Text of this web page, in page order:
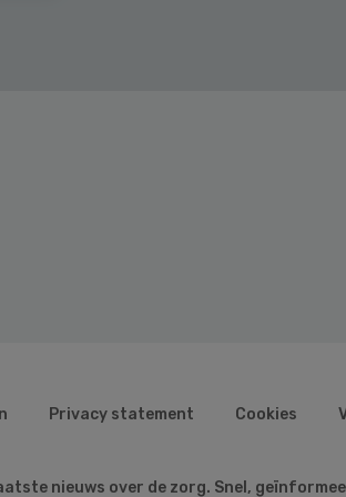
Privacy statement Cookies
nieuws over de zorg. Snel,